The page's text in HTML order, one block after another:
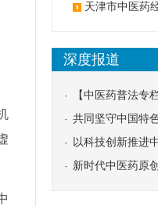
天津市中医药
深度报道
【中医药普法专
应告知煎服方法
共同坚守中国特
以科技创新推进
新时代中医药原